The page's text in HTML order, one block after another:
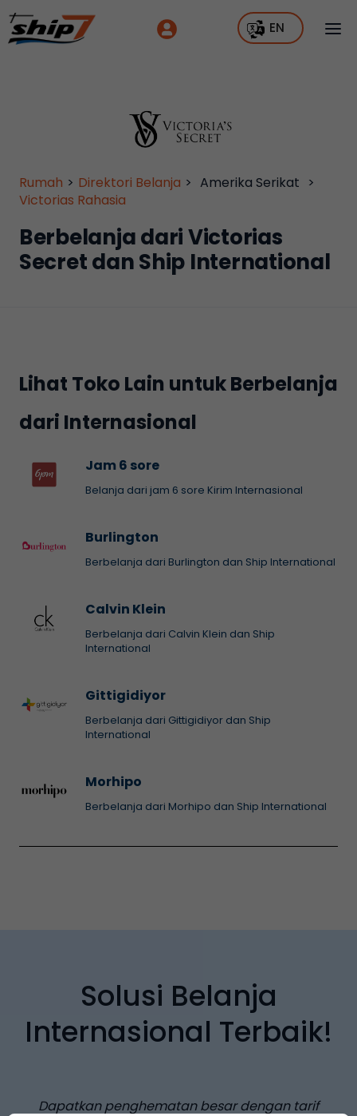
EN
Rumah > Direktori Belanja > Amerika Serikat >
Victorias Rahasia
Berbelanja dari Victorias
Secret dan Ship International
Lihat Toko Lain untuk Berbelanja
dari Internasional
Jam 6 sore
Belanja dari jam 6 sore Kirim Internasional
Burlington
Berbelanja dari Burlington dan Ship International
Calvin Klein
Berbelanja dari Calvin Klein dan Ship
International
Gittigidiyor
Berbelanja dari Gittigidiyor dan Ship
International
Morhipo
Berbelanja dari Morhipo dan Ship International
Solusi Belanja
Internasional Terbaik!
Dapatkan penghematan besar dengan tarif